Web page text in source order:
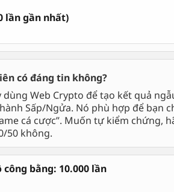
lần gần nhất)
có đáng tin không?
dùng Web Crypto để tạo kết quả
Sấp/Ngửa. Nó phù hợp để bạn
cá cược”. Muốn tự kiểm chứng,
50 không.
bằng: 10.000 lần